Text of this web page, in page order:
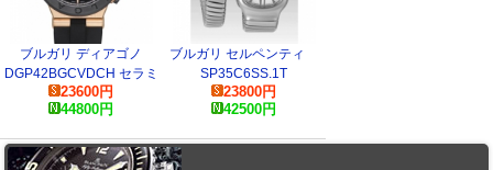
ブルガリ ディアゴノ
DGP42BGCVDCH セラミ
ック セラミックベゼル ダ
イアル コピー 時計
23600円
44800円
ブルガリ セルペンティ
SP35C6SS.1T
23800円
42500円